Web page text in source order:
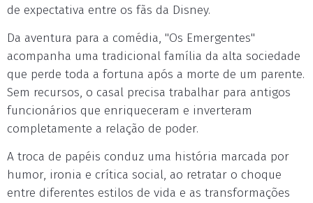
de expectativa entre os fãs da Disney.
Da aventura para a comédia, "Os Emergentes"
acompanha uma tradicional família da alta sociedade
que perde toda a fortuna após a morte de um parente.
Sem recursos, o casal precisa trabalhar para antigos
funcionários que enriqueceram e inverteram
completamente a relação de poder.
A troca de papéis conduz uma história marcada por
humor, ironia e crítica social, ao retratar o choque
entre diferentes estilos de vida e as transformações